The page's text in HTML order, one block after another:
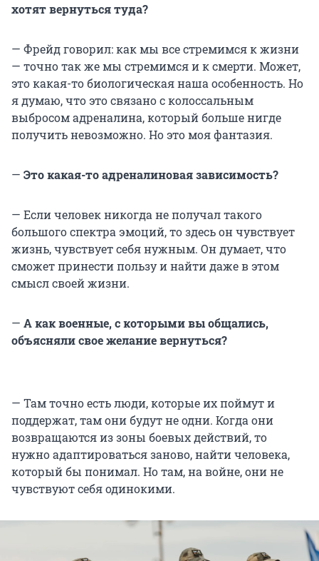
хотят вернуться туда?
— Фрейд говорил: как мы все стремимся к жизни
— точно так же мы стремимся и к смерти. Может,
это какая-то биологическая наша особенность. Но
я думаю, что это связано с колоссальным
выбросом адреналина, который больше нигде
получить невозможно. Но это моя фантазия.
— Это какая-то адреналиновая зависимость?
— Если человек никогда не получал такого
большого спектра эмоций, то здесь он чувствует
жизнь, чувствует себя нужным. Он думает, что
сможет принести пользу и найти даже в этом
смысл своей жизни.
— А как военные, с которыми вы общались,
объясняли свое желание вернуться?
— Там точно есть люди, которые их поймут и
поддержат, там они будут не одни. Когда они
возвращаются из зоны боевых действий, то
нужно адаптироваться заново, найти человека,
который бы понимал. Но там, на войне, они не
чувствуют себя одинокими.